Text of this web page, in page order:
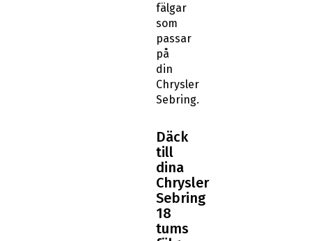
fälgar
som
passar
på
din
Chrysler
Sebring.
Däck
till
dina
Chrysler
Sebring
18
tums